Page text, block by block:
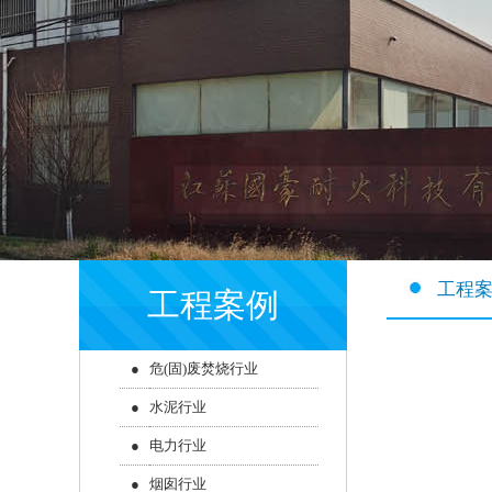
工程案例
● 危(固)废焚烧行业
● 水泥行业
● 电力行业
● 烟囱行业
工程